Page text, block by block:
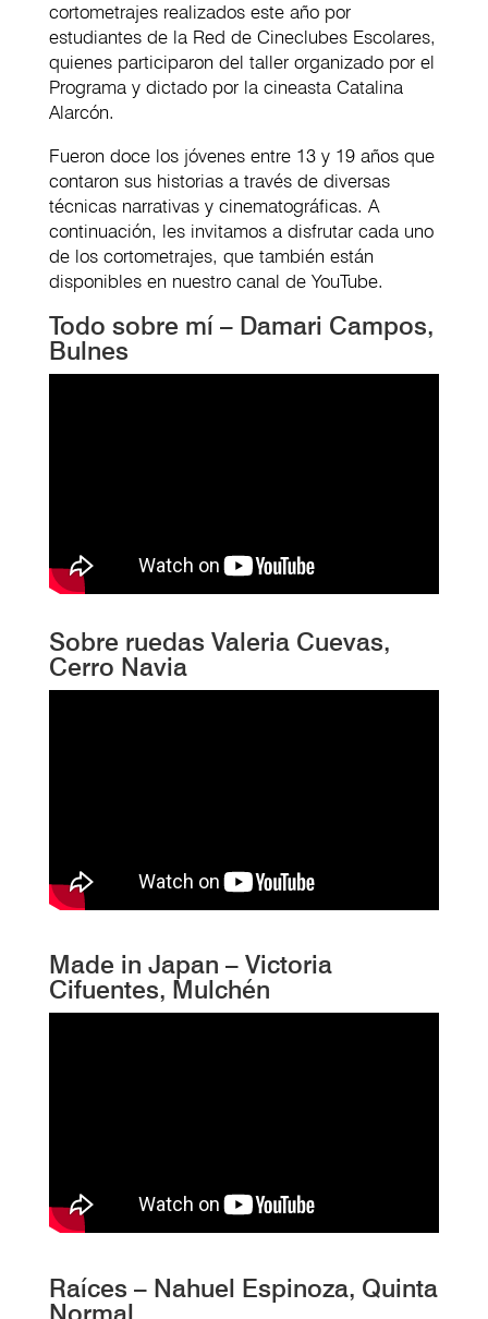
cortometrajes realizados este año por
estudiantes de la Red de Cineclubes Escolares,
quienes participaron del taller organizado por el
Programa y dictado por la cineasta Catalina
Alarcón.
Fueron doce los jóvenes entre 13 y 19 años que
contaron sus historias a través de diversas
técnicas narrativas y cinematográficas. A
continuación, les invitamos a disfrutar cada uno
de los cortometrajes, que también están
disponibles en nuestro canal de YouTube.
Todo sobre mí – Damari Campos,
Bulnes
Sobre ruedas Valeria Cuevas,
Cerro Navia
Made in Japan – Victoria
Cifuentes, Mulchén
Raíces – Nahuel Espinoza, Quinta
Normal